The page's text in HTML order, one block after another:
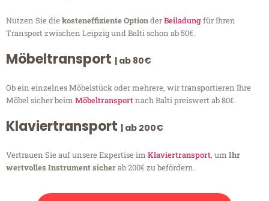
Nutzen Sie diekosteneffiziente OptionderBeiladungfür Ihren
Transport zwischen Leipzig und Balti schon ab 50€.
Möbeltransport | ab 80€
Ob ein einzelnes Möbelstück oder mehrere, wir transportieren Ihre
Möbel sicher beim Möbeltransportnach Balti preiswert ab 80€.
Klaviertransport | ab 200€
Vertrauen Sie auf unsere Expertise im Klaviertransport, um Ihr
wertvolles Instrument sicherab 200€ zu befördern.